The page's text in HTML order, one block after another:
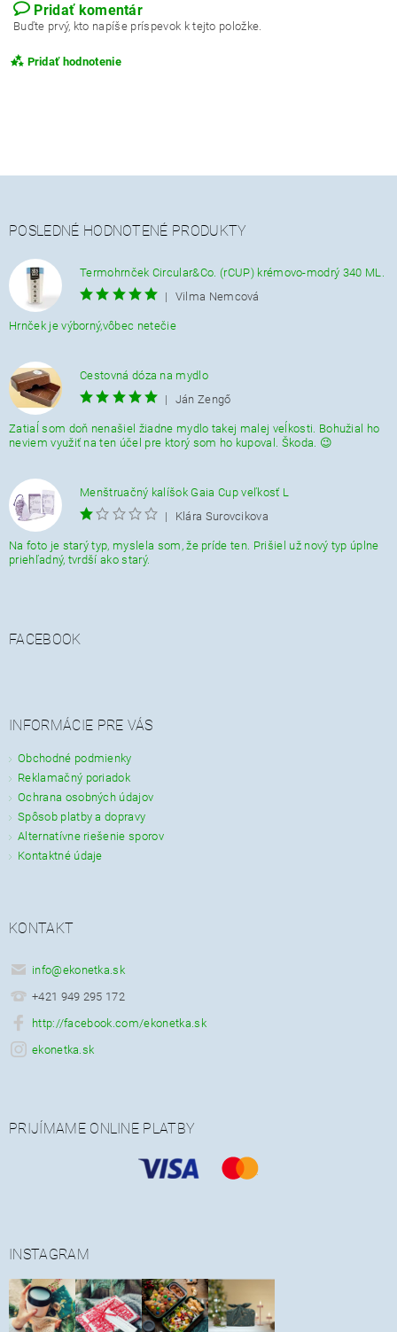
Pridať komentár
Buďte prvý, kto napíše príspevok k tejto položke.
Pridať hodnotenie
POSLEDNÉ HODNOTENÉ PRODUKTY
Termohrnček Circular&Co. (rCUP) krémovo-modrý 340 ML.
|
Vilma Nemcová
Hrnček je výborný,vôbec netečie
Cestovná dóza na mydlo
|
Ján Zengő
Zatiaĺ som doň nenašiel žiadne mydlo takej malej veĺkosti. Bohužial ho
neviem využiť na ten účel pre ktorý som ho kupoval. Škoda. 😉
Menštruačný kalíšok Gaia Cup veľkosť L
|
Klára Surovcikova
Na foto je starý typ, myslela som, že príde ten. Prišiel už nový typ úplne
priehľadný, tvrdší ako starý.
FACEBOOK
INFORMÁCIE PRE VÁS
Obchodné podmienky
Reklamačný poriadok
Ochrana osobných údajov
Spôsob platby a dopravy
Alternatívne riešenie sporov
Kontaktné údaje
KONTAKT
info@ekonetka.sk
+421 949 295 172
http://facebook.com/ekonetka.sk
ekonetka.sk
PRIJÍMAME ONLINE PLATBY
INSTAGRAM